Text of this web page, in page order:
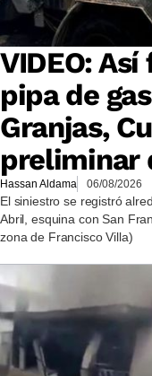
VIDEO:
pipa de
Granjas,
preliminar
Hassan Aldama 06/08/2026
El siniestro se registró
Abril, esquina con San
zona de Francisco Villa)